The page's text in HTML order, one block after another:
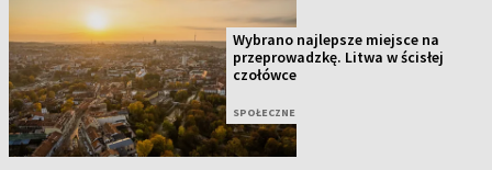
Wybrano najlepsze miejsce na
przeprowadzkę. Litwa w ścisłej
czołówce
SPOŁECZNE